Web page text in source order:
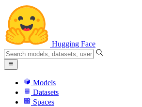
Hugging Face
Models
Datasets
Spaces